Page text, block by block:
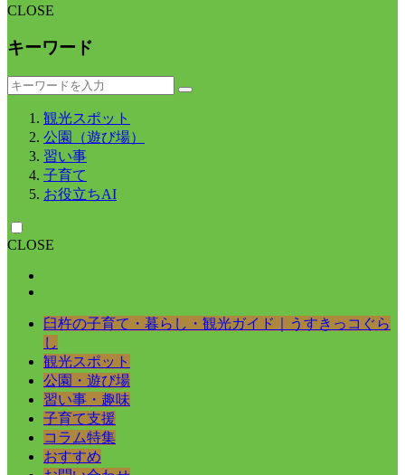
CLOSE
キーワード
観光スポット
公園（遊び場）
習い事
子育て
お役立ちAI
CLOSE
臼杵の子育て・暮らし・観光ガイド｜うすきっコぐら
し
観光スポット
公園・遊び場
習い事・趣味
子育て支援
コラム特集
おすすめ